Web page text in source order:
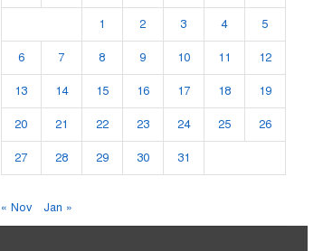
1 2 3 4 5
6 7 8 9 10 11 12
13 14 15 16 17 18 19
20 21 22 23 24 25 26
27 28 29 30 31
« Nov Jan »